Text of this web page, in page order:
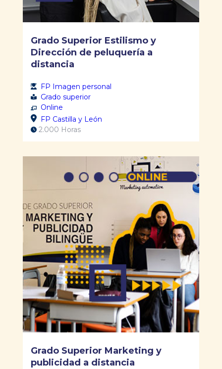
Grado Superior Estilismo y
Dirección de peluquería a
distancia
FP Imagen personal
Grado superior
Online
FP Castilla y León
2.000 Horas
Grado Superior Marketing y
publicidad a distancia